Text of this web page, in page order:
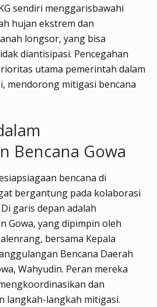
sendiri menggarisbawahi
hujan ekstrem dan
longsor, yang bisa
diantisipasi. Pencegahan
utama pemerintah dalam
mendorong mitigasi bencana
Bencana Gowa
bencana di
bergantung pada kolaborasi
garis depan adalah
Gowa, yang dipimpin oleh
bersama Kepala
Bencana Daerah
Wahyudin. Peran mereka
dan
langkah-langkah mitigasi.